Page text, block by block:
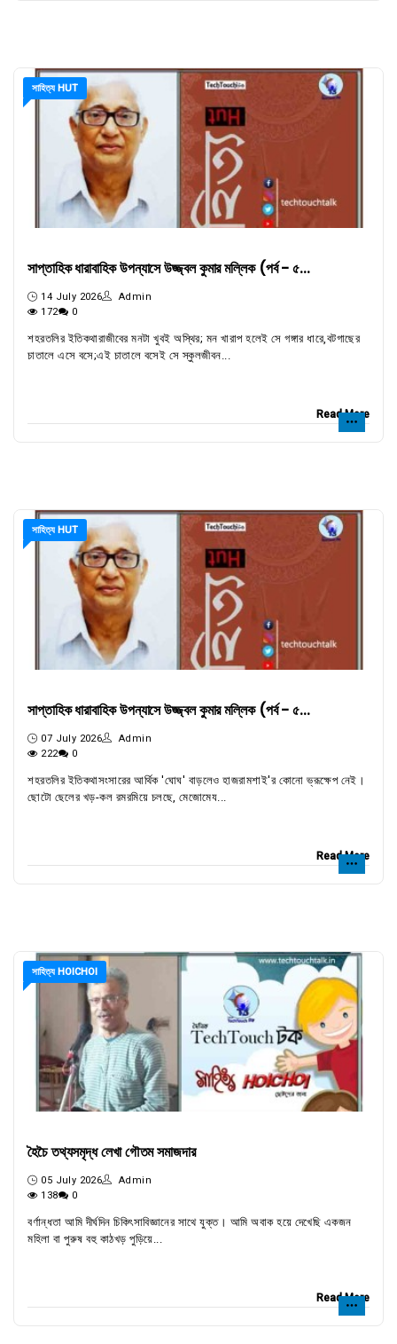
সাহিত্য HUT
সাপ্তাহিক ধারাবাহিক উপন্যাসে উজ্জ্বল কুমার মল্লিক (পর্ব - ৫...
14 July 2026
Admin
172
0
শহরতলির ইতিকথারাজীবের মনটা খুবই অস্থির; মন খারাপ হলেই সে গঙ্গার ধারে,বটগাছের
চাতালে এসে বসে;এই চাতালে বসেই সে স্কুলজীবন...
Read More
সাহিত্য HUT
সাপ্তাহিক ধারাবাহিক উপন্যাসে উজ্জ্বল কুমার মল্লিক (পর্ব - ৫...
07 July 2026
Admin
222
0
শহরতলির ইতিকথাসংসারের আর্থিক 'ঘোঘ' বাড়লেও হাজরামশাই'র কোনো ভ্রূক্ষেপ নেই।
ছোটো ছেলের খড়-কল রমরমিয়ে চলছে, মেজোমেয...
Read More
সাহিত্য HOICHOI
হৈচৈ তথ্যসমৃদ্ধ লেখা গৌতম সমাজদার
05 July 2026
Admin
138
0
বর্ণান্ধতা আমি দীর্ঘদিন চিকিৎসাবিজ্ঞানের সাথে যুক্ত। আমি অবাক হয়ে দেখেছি একজন
মহিলা বা পুরুষ বহু কাঠখড় পুড়িয়ে...
Read More